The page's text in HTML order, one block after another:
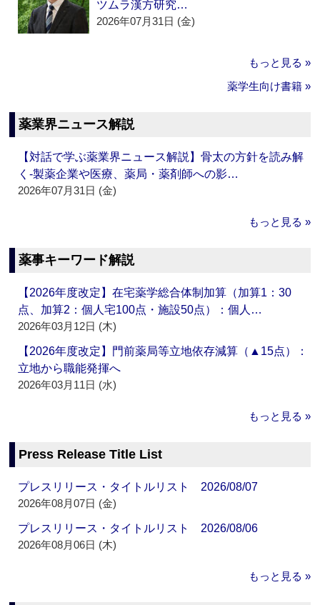
ツムラ漢方研究…
2026年07月31日 (金)
もっと見る »
薬学生向け書籍 »
薬業界ニュース解説
【対話で学ぶ薬業界ニュース解説】骨太の方針を読み解
く‐製薬企業や医療、薬局・薬剤師への影…
2026年07月31日 (金)
もっと見る »
薬事キーワード解説
【2026年度改定】在宅薬学総合体制加算（加算1：30
点、加算2：個人宅100点・施設50点）：個人…
2026年03月12日 (木)
【2026年度改定】門前薬局等立地依存減算（▲15点）：
立地から職能発揮へ
2026年03月11日 (水)
もっと見る »
Press Release Title List
プレスリリース・タイトルリスト 2026/08/07
2026年08月07日 (金)
プレスリリース・タイトルリスト 2026/08/06
2026年08月06日 (木)
もっと見る »